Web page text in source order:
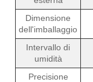
Dimensione
dell'imballaggio
Intervallo di
umidità
Precisione